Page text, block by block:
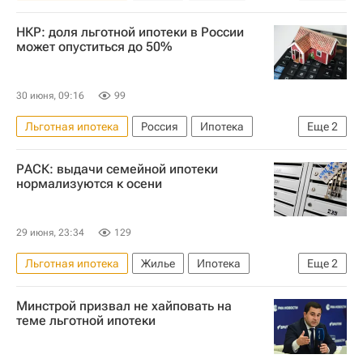
Россия
Марат Хуснуллин
Министерство финансов РФ (Минфин России)
НКР: доля льготной ипотеки в России
может опуститься до 50%
30 июня, 09:16 99
Еще2
Льготная ипотека Россия
Ипотека
Кредиты
Жилье
РАСК: выдачи семейной ипотеки
нормализуются к осени
29 июня, 23:34 129
Еще2
Льготная ипотека Жилье
Ипотека
Новостройки
Рейтинговое агентство строительного комплекса (РАСК)
Минстрой призвал не хайповать на
теме льготной ипотеки